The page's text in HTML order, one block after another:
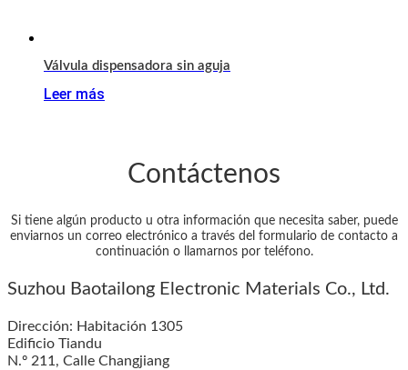
Válvula dispensadora sin aguja
Leer más
Contáctenos
Si tiene algún producto u otra información que necesita saber, puede
enviarnos un correo electrónico a través del formulario de contacto a
continuación o llamarnos por teléfono.
Suzhou Baotailong Electronic Materials Co., Ltd.
Dirección: Habitación 1305
Edificio Tiandu
N.º 211, Calle Changjiang